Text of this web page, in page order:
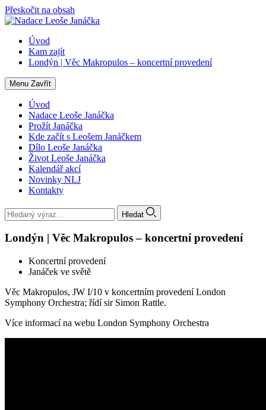
Přeskočit na obsah
Úvod
Kam zajít
Londýn | Věc Makropulos – koncertní provedení
Menu Zavřít
Úvod
Nadace Leoše Janáčka
Prožít Janáčka
Kde začít s Leošem Janáčkem
Dílo Leoše Janáčka
Život Leoše Janáčka
Kalendář akcí
Novinky NLJ
Kontakty
Hledat
Londýn | Věc Makropulos – koncertní provedení
Koncertní provedení
Janáček ve světě
Věc Makropulos, JW I/10 v koncertním provedení London
Symphony Orchestra; řídí sir Simon Rattle.
Více informací na webu London Symphony Orchestra